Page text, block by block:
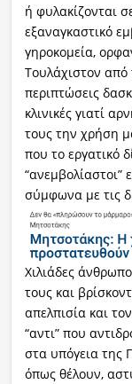
ή φυλακίζονται
εξαναγκαστικό
γηροκομεία,
Τουλάχιστον από
περιπτώσεις
κλινικές γιατί
τους την χρήση
που το εργατικό
“ανεμβολίαστοι”
σύμφωνα με τις
Χιλιάδες
τους και
απελπισία και
“αντι” που
στα υπόγεια της
όπως θέλουν,